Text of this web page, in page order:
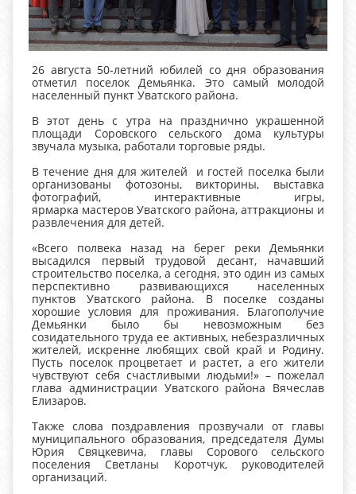
26 августа 50-летний юбилей со дня образования
отметил поселок Демьянка. Это самый молодой
населенный пункт Уватского района.
В этот день с утра на празднично украшенной
площади Соровского сельского дома культуры
звучала музыка, работали торговые ряды.
В течение дня для жителей и гостей поселка были
организованы фотозоны, викторины, выставка
фотографий, интерактивные игры,
ярмарка мастеров Уватского района, аттракционы и
развлечения для детей.
«Всего полвека назад на берег реки Демьянки
высадился первый трудовой десант, начавший
строительство поселка, а сегодня, это один из самых
перспективно развивающихся населенных
пунктов Уватского района. В поселке созданы
хорошие условия для проживания. Благополучие
Демьянки было бы невозможным без
созидательного труда ее активных, небезразличных
жителей, искренне любящих свой край и Родину.
Пусть поселок процветает и растет, а его жители
чувствуют себя счастливыми людьми!» – пожелал
глава администрации Уватского района Вячеслав
Елизаров.
Также слова поздравления прозвучали от главы
муниципального образования, председателя Думы
Юрия Свяцкевича, главы Сорового сельского
поселения Светланы Коротчук, руководителей
организаций.